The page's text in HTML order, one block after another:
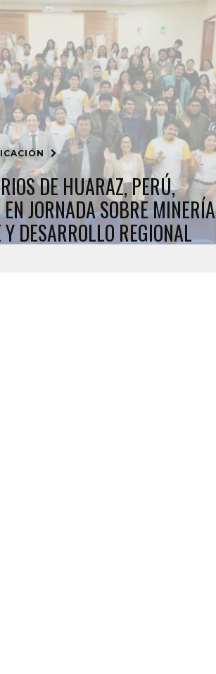
DE HUARAZ, PERÚ,
JORNADA SOBRE MINERÍA
DESARROLLO REGIONAL